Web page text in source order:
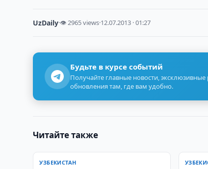
UzDaily·👁 2965 views·12.07.2013 · 01:27
Будьте в курсе событий
Получайте главные новости,
обновления там, где вам удобно.
Читайте также
УЗБЕКИСТАН